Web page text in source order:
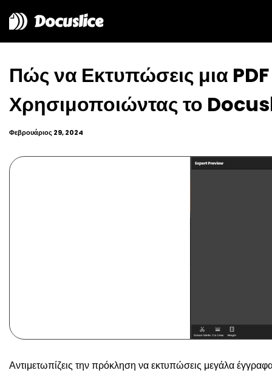
Docuslice
Πώς να Εκτυπώσεις μια
Χρησιμοποιώντας το
Φεβρουάριος 29, 2024
Αντιμετωπίζεις την πρόκληση να εκτυπώσεις μεγάλα